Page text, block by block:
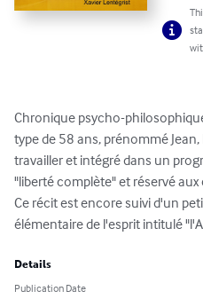
Chronique psycho-
type de 58 ans, prénommé
travailler et intégré dans un
"liberté complète" et réservé
Ce récit est encore suivi d'un
élémentaire de l'esprit intitulé
Details
Publication Date